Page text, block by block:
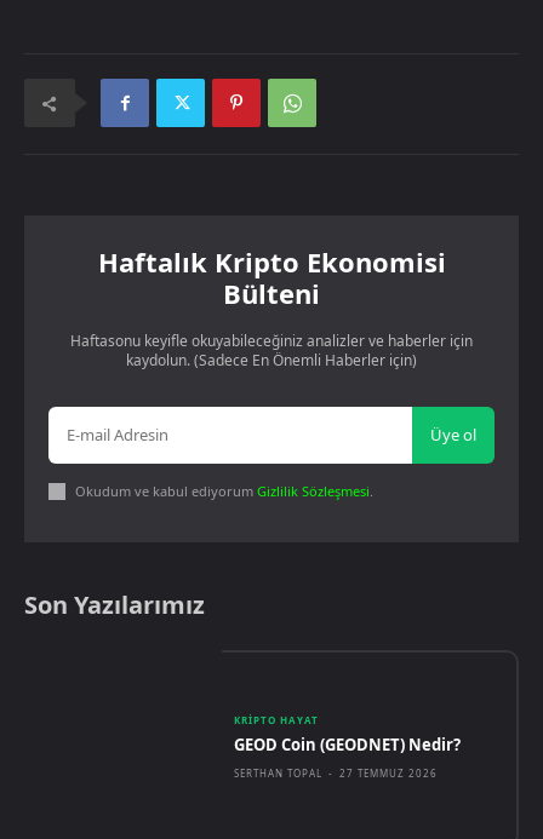
Haftalık Kripto Ekonomisi
Bülteni
Haftasonu keyifle okuyabileceğiniz analizler ve haberler için
kaydolun. (Sadece En Önemli Haberler için)
Üye ol
Okudum ve kabul ediyorum Gizlilik Sözleşmesi.
Son Yazılarımız
KRIPTO HAYAT
GEOD Coin (GEODNET) Nedir?
SERTHAN TOPAL - 27 TEMMUZ 2026